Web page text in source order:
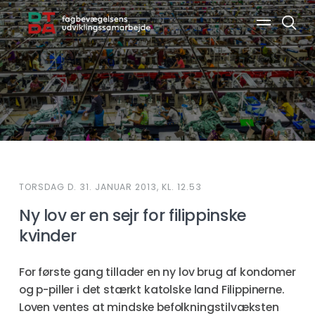
Søg
TORSDAG D. 31. JANUAR 2013, KL. 12.53
Ny lov er en sejr for filippinske
kvinder
For første gang tillader en ny lov brug af kondomer
og p-piller i det stærkt katolske land Filippinerne.
Loven ventes at mindske befolkningstilvæksten